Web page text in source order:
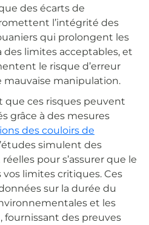
des écarts de
l’intégrité des
qui prolongent les
des limites acceptables, et
le risque d’erreur
mauvaise manipulation.
que ces risques peuvent
grâce à des mesures
des couloirs de
simulent des
pour s’assurer que le
limites critiques. Ces
sur la durée du
et les
des preuves